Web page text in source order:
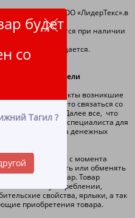
будет
со
Тагил ?
на складе ООО «ЛидерТекс».в
оформляется при наличии
не возмещается.
предприниматели
обнаружены дефекты возникшие
сделать – это связаться со
браке. Далее все, что
нашего специалиста для
либо возврата денежных
течении 14 дней с момента
качества, вернуть или обменять
аналогичный товар. Товар
он не был в употреблении,
свойства, ярлыки, а так
приобретения товара.